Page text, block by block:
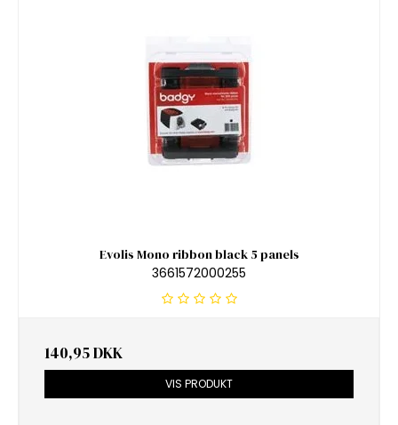
Evolis Mono ribbon black 5 panels
3661572000255
140,95 DKK
VIS PRODUKT